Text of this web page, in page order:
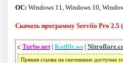
ОС: Windows 11, Windows 10,
Скачать программу Serviio Pro 2.5
с Turbo.net| Katfile.ws|
Прямая ссылка на скачивание доступна